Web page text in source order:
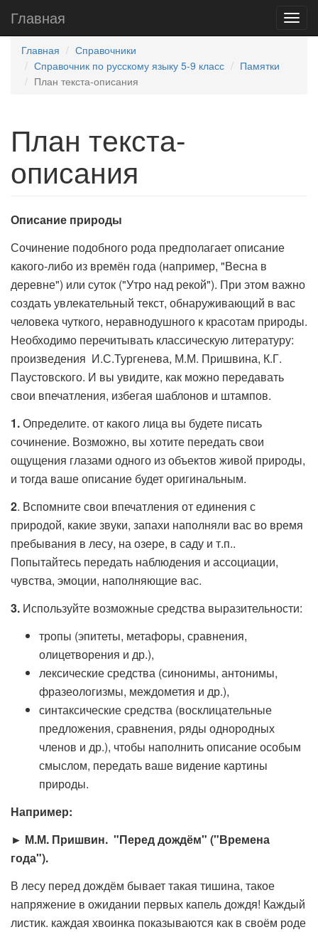
Главная
Главная
Справочники
Справочник по русскому языку 5-9 класс
Памятки
План текста-описания
План текста-
описания
Описание природы
Сочинение подобного рода предполагает описание
какого-либо из времён года (например, "Весна в
деревне") или суток ("Утро над рекой"). При этом важно
создать увлекательный текст, обнаруживающий в вас
человека чуткого, неравнодушного к красотам природы.
Необходимо перечитывать классическую литературу:
произведения И.С.Тургенева, М.М. Пришвина, К.Г.
Паустовского. И вы увидите, как можно передавать
свои впечатления, избегая шаблонов и штампов.
1.Определите. от какого лица вы будете писать
сочинение. Возможно, вы хотите передать свои
ощущения глазами одного из объектов живой природы,
и тогда ваше описание будет оригинальным.
2. Вспомните свои впечатления от единения с
природой, какие звуки, запахи наполняли вас во время
пребывания в лесу, на озере, в саду и т.п..
Попытайтесь передать наблюдения и ассоциации,
чувства, эмоции, наполняющие вас.
3. Используйте возможные средства выразительности:
тропы (эпитеты, метафоры, сравнения,
олицетворения и др.),
лексические средства (синонимы, антонимы,
фразеологизмы, междометия и др.),
синтаксические средства (восклицательные
предложения, сравнения, ряды однородных
членов и др.), чтобы наполнить описание особым
смыслом, передать ваше видение картины
природы.
Например:
► М.М. Пришвин. "Перед дождём" ("Времена
года").
В лесу перед дождём бывает такая тишина, такое
напряжение в ожидании первых капель дождя! Каждый
листик. каждая хвоинка показываются как в своём роде